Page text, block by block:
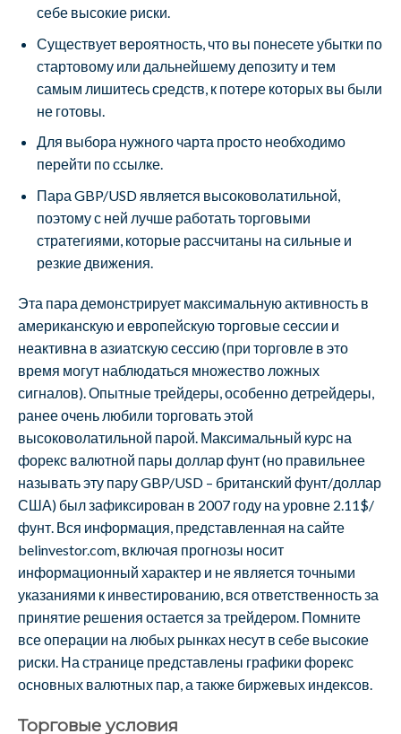
себе высокие риски.
Существует вероятность, что вы понесете убытки по
стартовому или дальнейшему депозиту и тем
самым лишитесь средств, к потере которых вы были
не готовы.
Для выбора нужного чарта просто необходимо
перейти по ссылке.
Пара GBP/USD является высоковолатильной,
поэтому с ней лучше работать торговыми
стратегиями, которые рассчитаны на сильные и
резкие движения.
Эта пара демонстрирует максимальную активность в
американскую и европейскую торговые сессии и
неактивна в азиатскую сессию (при торговле в это
время могут наблюдаться множество ложных
сигналов). Опытные трейдеры, особенно детрейдеры,
ранее очень любили торговать этой
высоковолатильной парой. Максимальный курс на
форекс валютной пары доллар фунт (но правильнее
называть эту пару GBP/USD – британский фунт/доллар
США) был зафиксирован в 2007 году на уровне 2.11$/
фунт. Вся информация, представленная на сайте
belinvestor.com, включая прогнозы носит
информационный характер и не является точными
указаниями к инвестированию, вся ответственность за
принятие решения остается за трейдером. Помните
все операции на любых рынках несут в себе высокие
риски. На странице представлены графики форекс
основных валютных пар, а также биржевых индексов.
Торговые условия